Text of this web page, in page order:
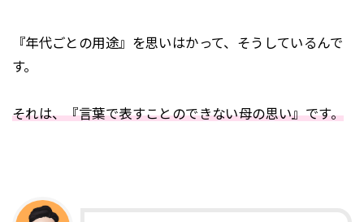
『年代ごとの用途』を思いはかって、そうしているんで
す。
それは、『言葉で表すことのできない母の思い』です。